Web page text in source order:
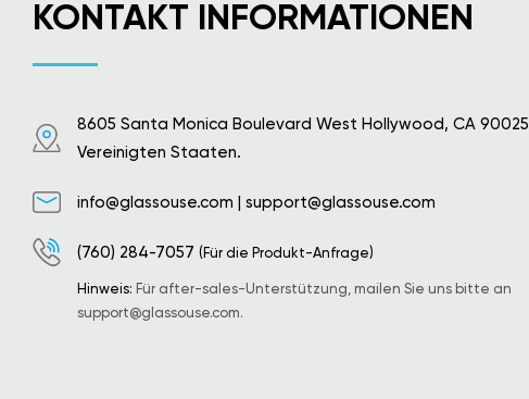
KONTAKT INFORMATIONEN
8605 Santa Monica Boulevard West Hollywood, CA 90025
Vereinigten Staaten.
info@glassouse.com | support@glassouse.com
(760) 284-7057 (Für die Produkt-Anfrage)
Hinweis: Für after-sales-Unterstützung, mailen Sie uns bitte an
support@glassouse.com.